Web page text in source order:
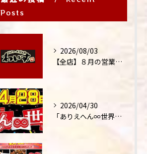
Posts
2026/08/03
【全店】８月の営業時間・ランチ営業につきまして
2026/04/30
「ありえへん∞世界」テレビ出演‼